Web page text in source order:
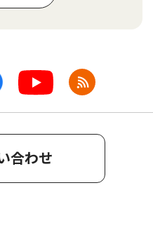
合わせ